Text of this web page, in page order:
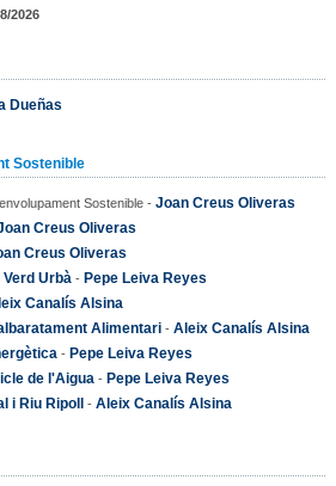
2026
Dueñas
Sostenible
Sostenible - Joan Creus Oliveras
Creus Oliveras
Creus Oliveras
Urbà - Pepe Leiva Reyes
Canalís Alsina
Alimentari- Aleix Canalís Alsina
- Pepe Leiva Reyes
de l'Aigua - Pepe Leiva Reyes
i Riu Ripoll - Aleix Canalís Alsina